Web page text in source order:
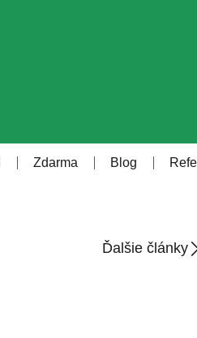
Zdarma Blog
Ďalšie články